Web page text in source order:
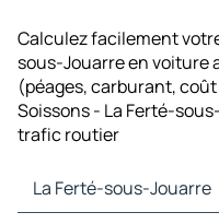
Calculez facilement
sous-Jouarre en voiture
(péages, carburant,
Soissons - La Ferté-
trafic routier
La Ferté-sous-Jouarre